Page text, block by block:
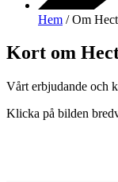
Hem / Om
Kort om
Vårt erbjudande och
Klicka på bilden